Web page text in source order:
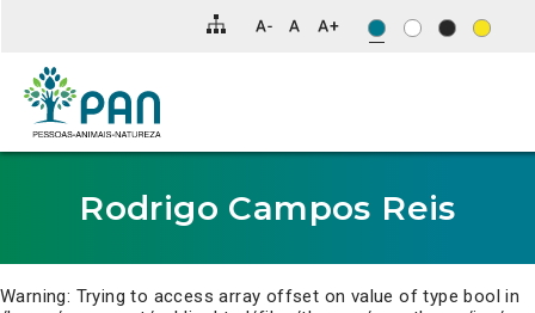
para
conteúdo
principal
da
Rodrigo Campos Reis
Warning: Trying to access array offset on value of type bool in